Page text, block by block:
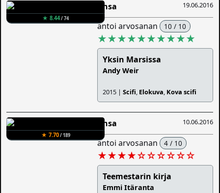
★ 8.44/ 74
19.06.2016
Ansa
antoi arvosanan 10 / 10
★★★★★★★★★★
Yksin Marsissa
Andy Weir
2015 |Scifi, Elokuva, Kova scifi
★ 7.70/ 189
10.06.2016
Ansa
antoi arvosanan 4 / 10
★★★★☆☆☆☆☆☆
Teemestarin kirja
Emmi Itäranta